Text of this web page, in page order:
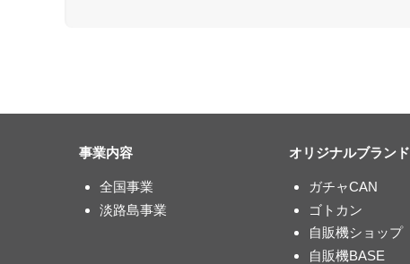
事業内容
全国事業
淡路島事業
オリジナルブランド
ガチャCAN
ゴトカン
自販機ショップ
自販機BASE